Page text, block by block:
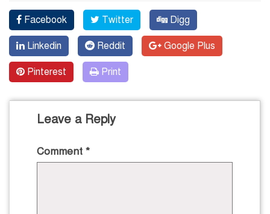
Facebook Twitter Digg
Linkedin Reddit Google Plus
Pinterest Print
Leave a Reply
Comment *